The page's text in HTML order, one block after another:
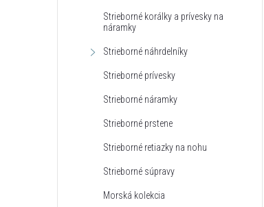
Strieborné korálky a prívesky na
náramky
Strieborné náhrdelníky
Strieborné prívesky
Strieborné náramky
Strieborné prstene
Strieborné retiazky na nohu
Strieborné súpravy
Morská kolekcia